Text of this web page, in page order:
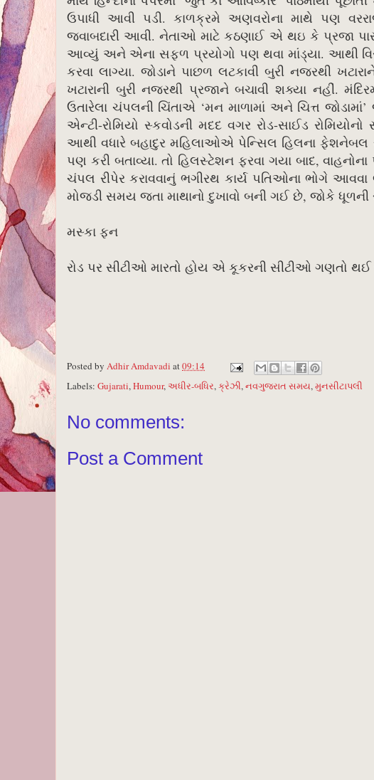
ઉપાધી આવી પડી. કાળક્રમે અણવરોના માથે પણ
જવાબદારી આવી. નેતાઓ માટે કઠણાઈ એ થઇ કે પ્રજા
આવ્યું અને એના સફળ પ્રયોગો પણ થવા માંડ્યા. આથી
કરવા લાગ્યા. જોડાને પાછળ લટકાવી બુરી નજરથી
ખટારાની બુરી નજરથી પ્રજાને બચાવી શક્યા નહીં.
ઉતારેલા ચંપલની ચિંતાએ ‘મન માળામાં અને ચિત્ત
એન્ટી-રોમિયો સ્કવોડની મદદ વગર રોડ-સાઈડ
આથી વધારે બહાદુર મહિલાઓએ પેન્સિલ હિલના ફેશનેબલ
પણ કરી બતાવ્યા. તો હિલસ્ટેશન ફરવા ગયા બાદ,
ચંપલ રીપેર કરાવવાનું ભગીરથ કાર્ય પતિઓના ભોગે
મોજડી સમય જતા માથાનો દુખાવો બની ગઈ છે, જોકે
મસ્કા ફન
રોડ પર સીટીઓ મારતો હોય એ કૂકરની સીટીઓ ગણતો
Posted by Adhir Amdavadi at09:14
Labels: Gujarati,Humour,અધીર-બધિર,ક્રેઝી,નવગુજરાત સમય,મુનસીટાપલી
No comments:
Post a Comment